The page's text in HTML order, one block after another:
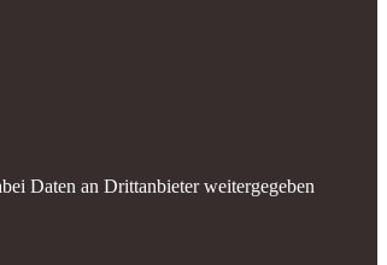
Daten an Drittanbieter weitergegeben